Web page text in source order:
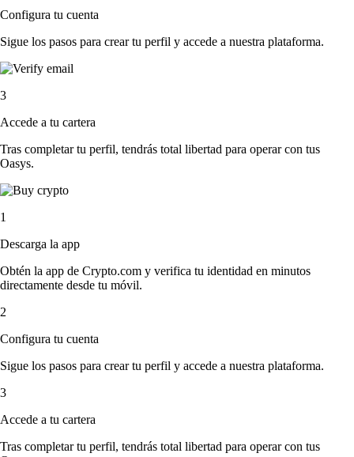
Configura tu cuenta
Sigue los pasos para crear tu perfil y accede a nuestra plataforma.
3
Accede a tu cartera
Tras completar tu perfil, tendrás total libertad para operar con tus
Oasys.
1
Descarga la app
Obtén la app de Crypto.com y verifica tu identidad en minutos
directamente desde tu móvil.
2
Configura tu cuenta
Sigue los pasos para crear tu perfil y accede a nuestra plataforma.
3
Accede a tu cartera
Tras completar tu perfil, tendrás total libertad para operar con tus